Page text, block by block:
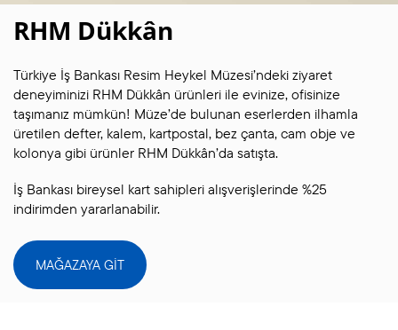
RHM Dükkân
Türkiye İş Bankası Resim Heykel Müzesi’ndeki ziyaret
deneyiminizi RHM Dükkân ürünleri ile evinize, ofisinize
taşımanız mümkün! Müze’de bulunan eserlerden ilhamla
üretilen defter, kalem, kartpostal, bez çanta, cam obje ve
kolonya gibi ürünler RHM Dükkân’da satışta.
İş Bankası bireysel kart sahipleri alışverişlerinde %25
indirimden yararlanabilir.
MAĞAZAYA GİT